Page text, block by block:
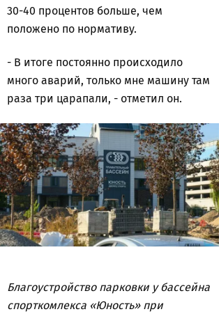
30-40 процентов больше, чем
положено по нормативу.
- В итоге постоянно происходило
много аварий, только мне машину там
раза три царапали, - отметил он.
Благоустройство парковки у бассейна
спорткомлекса «Юность» при